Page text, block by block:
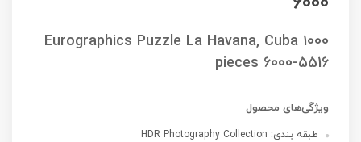
Eurographics Puzzle La Havana, Cuba 1000
pieces 6000-5516
ویژگی‌های محصول
طبقه بندی: HDR Photography Collection